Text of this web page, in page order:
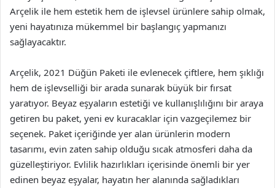
Arçelik ile hem estetik hem de işlevsel ürünlere sahip olmak,
yeni hayatınıza mükemmel bir başlangıç yapmanızı
sağlayacaktır.
Arçelik, 2021 Düğün Paketi ile evlenecek çiftlere, hem şıklığı
hem de işlevselliği bir arada sunarak büyük bir fırsat
yaratıyor. Beyaz eşyaların estetiği ve kullanışlılığını bir araya
getiren bu paket, yeni ev kuracaklar için vazgeçilemez bir
seçenek. Paket içeriğinde yer alan ürünlerin modern
tasarımı, evin zaten sahip olduğu sıcak atmosferi daha da
güzelleştiriyor. Evlilik hazırlıkları içerisinde önemli bir yer
edinen beyaz eşyalar, hayatın her alanında sağladıkları